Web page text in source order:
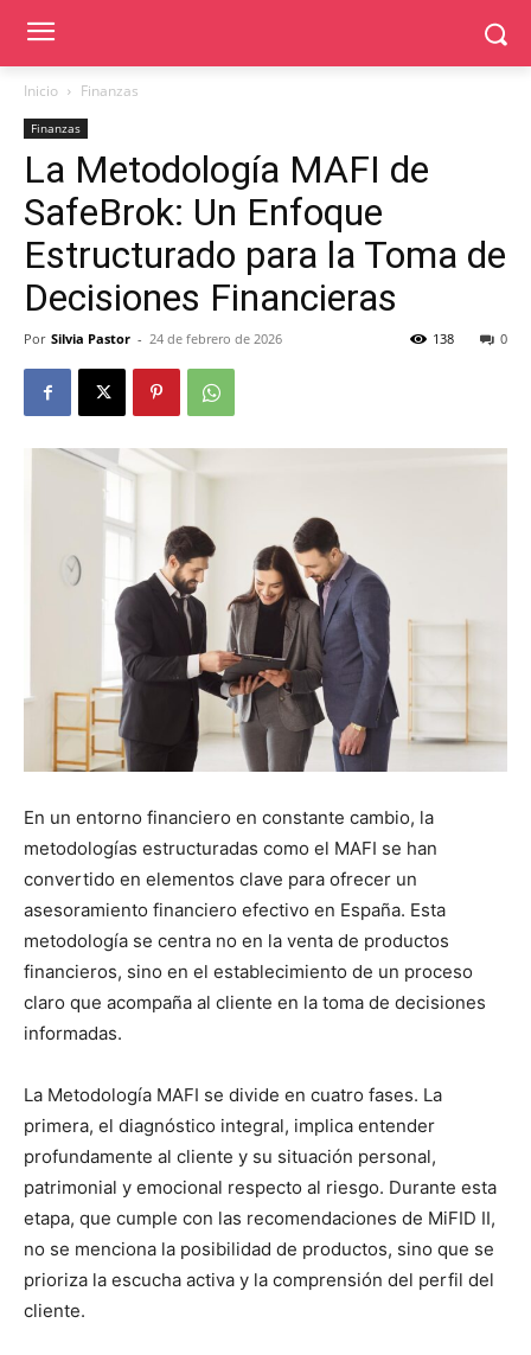
Inicio Finanzas
Finanzas
La Metodología MAFI de
SafeBrok: Un Enfoque
Estructurado para la Toma de
Decisiones Financieras
Por Silvia Pastor - 24 de febrero de 2026 0
138
En un entorno financiero en constante cambio, la
metodologías estructuradas como el MAFI se han
convertido en elementos clave para ofrecer un
asesoramiento financiero efectivo en España. Esta
metodología se centra no en la venta de productos
financieros, sino en el establecimiento de un proceso
claro que acompaña al cliente en la toma de decisiones
informadas.
La Metodología MAFI se divide en cuatro fases. La
primera, el diagnóstico integral, implica entender
profundamente al cliente y su situación personal,
patrimonial y emocional respecto al riesgo. Durante esta
etapa, que cumple con las recomendaciones de MiFID II,
no se menciona la posibilidad de productos, sino que se
prioriza la escucha activa y la comprensión del perfil del
cliente.